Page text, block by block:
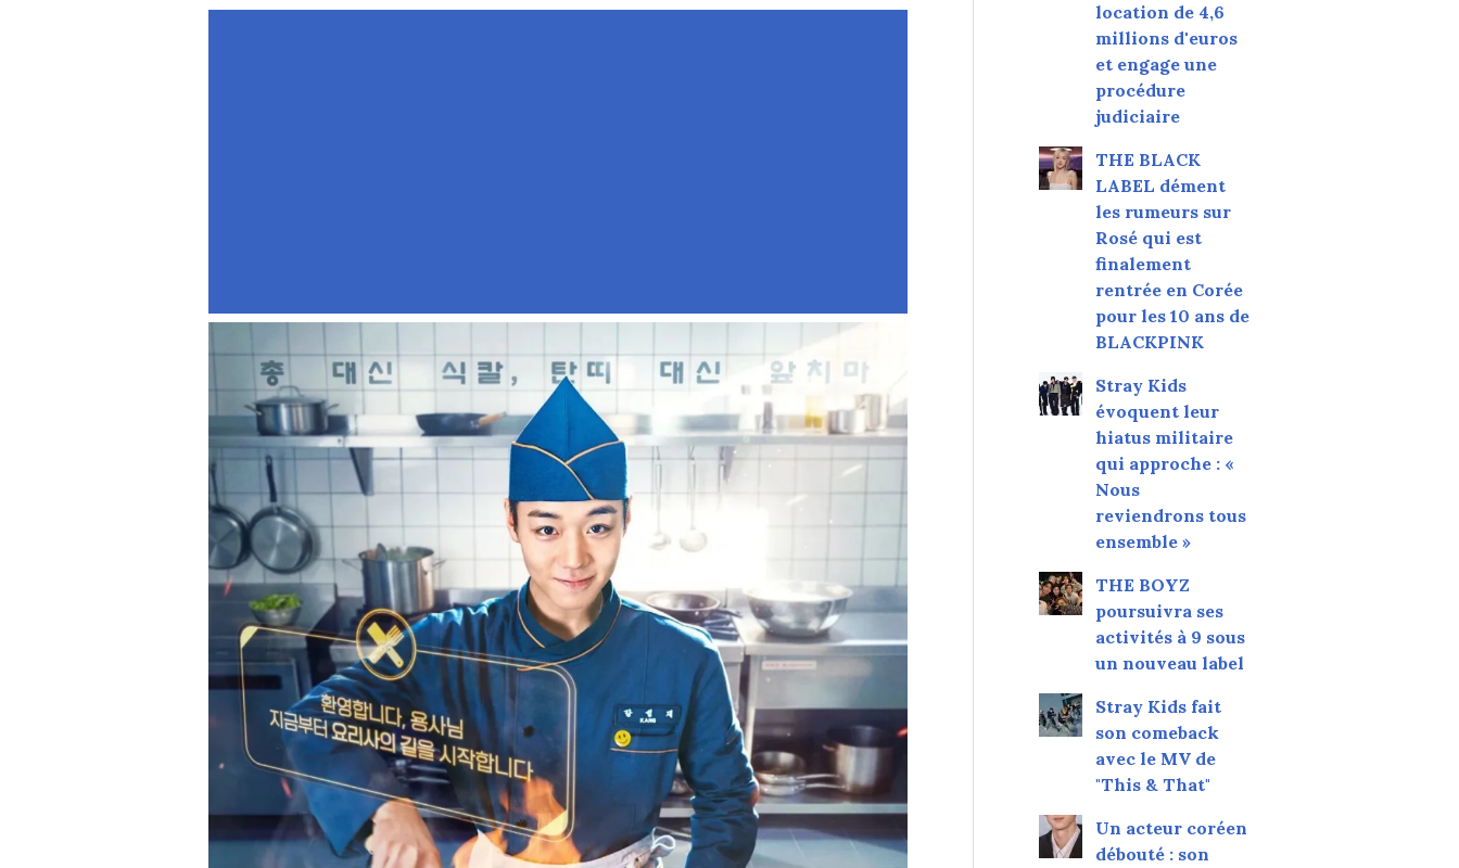
location de 4,6
millions d'euros
et engage une
procédure
judiciaire
THE BLACK
LABEL dément
les rumeurs sur
Rosé qui est
finalement
rentrée en Corée
pour les 10 ans de
BLACKPINK
Stray Kids
évoquent leur
hiatus militaire
qui approche : «
Nous
reviendrons tous
ensemble »
THE BOYZ
poursuivra ses
activités à 9 sous
un nouveau label
Stray Kids fait
son comeback
avec le MV de
"This & That"
Un acteur coréen
débouté : son